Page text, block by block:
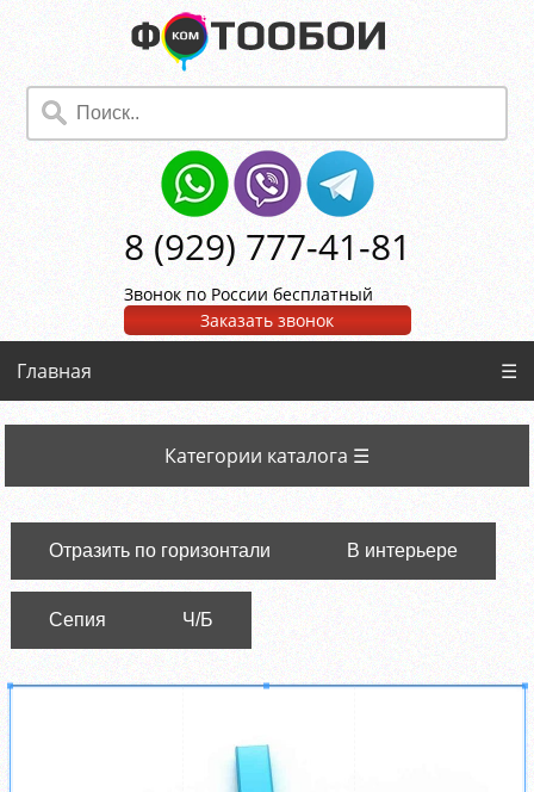
8 (929) 777-41-81
Звонок по России бесплатный
Заказать звонок
Главная ☰
Категории каталога ☰
Отразить по горизонтали В интерьере
Сепия Ч/Б